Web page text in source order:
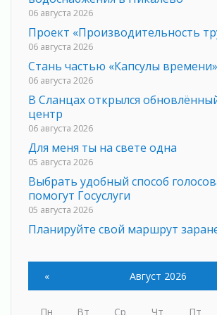
06 августа 2026
Проект «Производительность
06 августа 2026
Стань частью «Капсулы времени»
06 августа 2026
В Сланцах открылся
центр
06 августа 2026
Для меня ты на свете одна
05 августа 2026
Выбрать удобный способ
помогут Госуслуги
05 августа 2026
Планируйте свой маршрут
Мода вне возраста и границ
05 августа 2026
05 августа 2026
« Август 2026
Пн Вт Ср Чт Пт